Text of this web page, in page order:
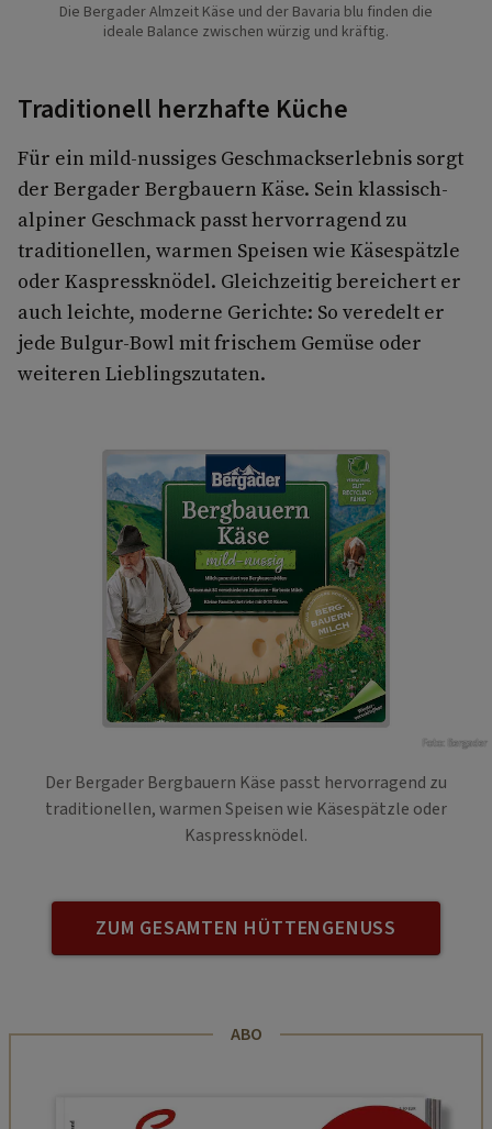
Die Bergader Almzeit Käse und der Bavaria blu finden die
ideale Balance zwischen würzig und kräftig.
Traditionell herzhafte Küche
Für ein mild-nussiges Geschmackserlebnis sorgt
der Bergader Bergbauern Käse. Sein klassisch-
alpiner Geschmack passt hervorragend zu
traditionellen, warmen Speisen wie Käsespätzle
oder Kaspressknödel. Gleichzeitig bereichert er
auch leichte, moderne Gerichte: So veredelt er
jede Bulgur-Bowl mit frischem Gemüse oder
weiteren Lieblingszutaten.
Foto: Bergader
Der Bergader Bergbauern Käse passt hervorragend zu
traditionellen, warmen Speisen wie Käsespätzle oder
Kaspressknödel.
ZUM GESAMTEN HÜTTENGENUSS
ABO